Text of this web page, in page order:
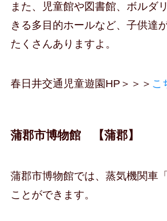
また、児童館や図書館、ボルダ
きる多目的ホールなど、子供達
たくさんありますよ。
春日井交通児童遊園HP＞＞＞ こ
蒲郡市博物館 【蒲郡】
蒲郡市博物館では、蒸気機関車
ことができます。